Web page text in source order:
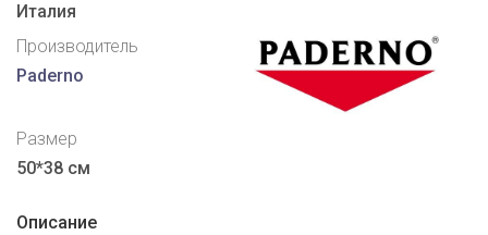
Италия
Производитель
Paderno
Размер
50*38 см
Описание